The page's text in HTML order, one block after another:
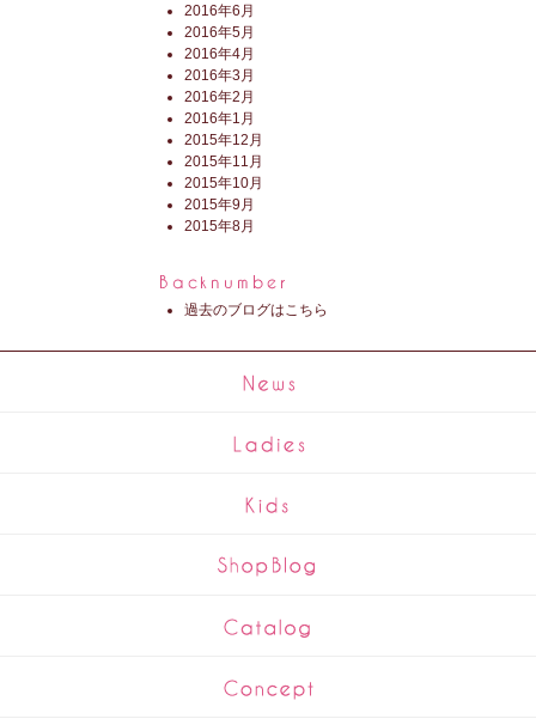
2016年6月
2016年5月
2016年4月
2016年3月
2016年2月
2016年1月
2015年12月
2015年11月
2015年10月
2015年9月
2015年8月
過去のブログはこちら